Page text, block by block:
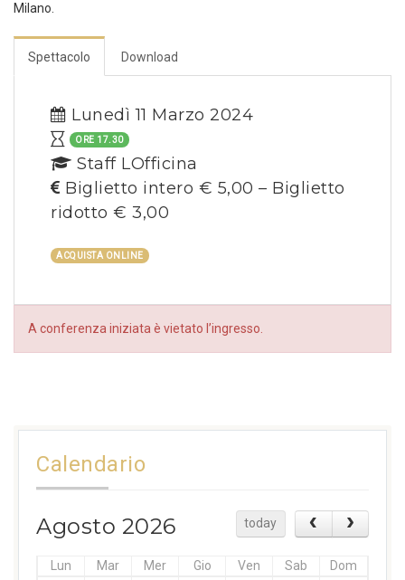
Milano.
Spettacolo Download
Lunedì 11 Marzo 2024
ORE 17.30
Staff LOfficina
Biglietto intero € 5,00 – Biglietto
ridotto € 3,00
ACQUISTA ONLINE
A conferenza iniziata è vietato l’ingresso.
Calendario
Agosto 2026 today
Lun Mar Mer Gio Ven Sab
Dom